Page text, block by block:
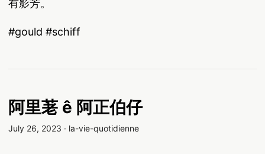
有影芳。
#gould #schiff
阿里荖 ê 阿正伯仔
July 26, 2023 · la-vie-quotidienne